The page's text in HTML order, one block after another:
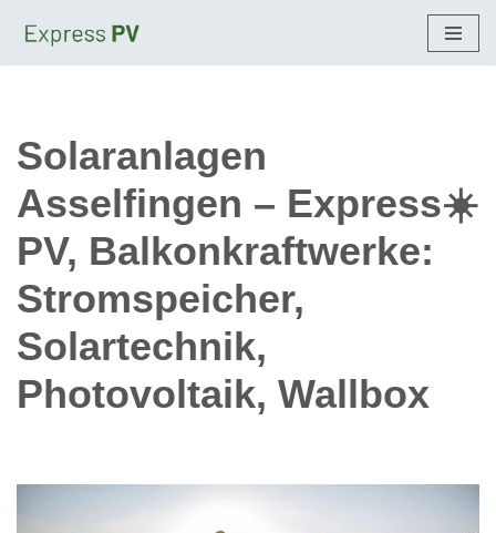
Solaranlagen
Asselfingen – Express☀️
PV, Balkonkraftwerke:
Stromspeicher,
Solartechnik,
Photovoltaik, Wallbox